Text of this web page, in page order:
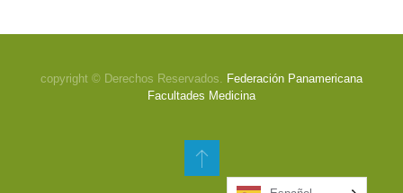
copyright © Derechos Reservados. Federación Panamericana
Facultades Medicina